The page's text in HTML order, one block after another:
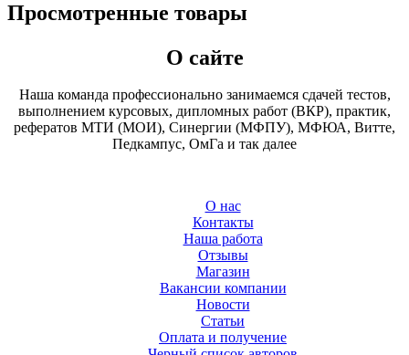
Просмотренные товары
О сайте
Наша команда профессионально занимаемся сдачей тестов,
выполнением курсовых, дипломных работ (ВКР), практик,
рефератов МТИ (МОИ), Синергии (МФПУ), МФЮА, Витте,
Педкампус, ОмГа и так далее
О нас
Контакты
Наша работа
Отзывы
Магазин
Вакансии компании
Новости
Статьи
Оплата и получение